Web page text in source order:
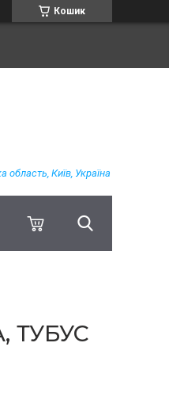
Кошик
область, Київ, Україна
ТУБУС